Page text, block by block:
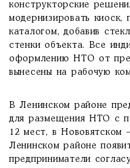
конструкторские
модернизировать киоск,
каталогом, добавив
стенки объекта. Все
оформлению НТО от
вынесены на рабочую
В Ленинском районе
для размещения НТО с
12 мест, в Нововятском
Ленинском районе
предприниматели